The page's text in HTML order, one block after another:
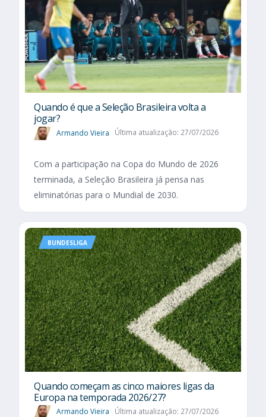
Quando é que a Seleção Brasileira volta a
jogar?
Armando Vieira Última atualização: 27/07/2026
Com a participação na Copa do Mundo de 2026
terminada, a Seleção Brasileira já pensa nas
eliminatórias para o Mundial de 2030.
BUNDESLIGA
Quando começam as cinco maiores ligas da
Europa na temporada 2026/27?
Armando Vieira Última atualização: 27/07/2026